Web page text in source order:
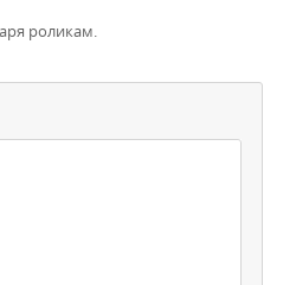
роликам.